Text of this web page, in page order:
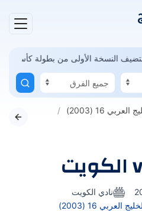
تستضيف النسخة الأولى من بطولة
16 (2003)
نادي الكويت
العربي 16 (2003)